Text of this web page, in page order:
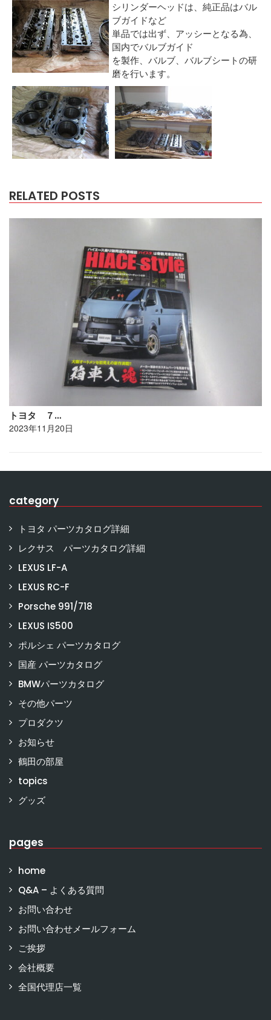
シリンダーヘッドは、純正品はバル
ブガイドなど
単品では出ず、アッシーとなる為、
国内でバルブガイド
を製作、バルブ、バルブシートの研
磨を行います。
RELATED POSTS
トヨタ ７…
2023年11月20日
category
トヨタ パーツカタログ詳細
レクサス パーツカタログ詳細
LEXUS LF-A
LEXUS RC-F
Porsche 991/718
LEXUS IS500
ポルシェ パーツカタログ
国産 パーツカタログ
BMWパーツカタログ
その他パーツ
プロダクツ
お知らせ
鶴田の部屋
topics
グッズ
pages
home
Q&A – よくある質問
お問い合わせ
お問い合わせメールフォーム
ご挨拶
会社概要
全国代理店一覧